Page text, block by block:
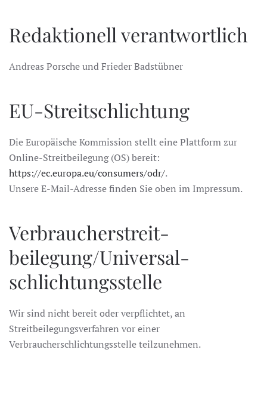
Redaktionell verantwortlich
Andreas Porsche und Frieder Badstübner
EU-Streitschlichtung
Die Europäische Kommission stellt eine Plattform zur
Online-Streitbeilegung (OS) bereit:
https://ec.europa.eu/consumers/odr/.
Unsere E-Mail-Adresse finden Sie oben im Impressum.
Verbraucher­streit­
beilegung/Universal­
schlichtungs­stelle
Wir sind nicht bereit oder verpflichtet, an
Streitbeilegungsverfahren vor einer
Verbraucherschlichtungsstelle teilzunehmen.